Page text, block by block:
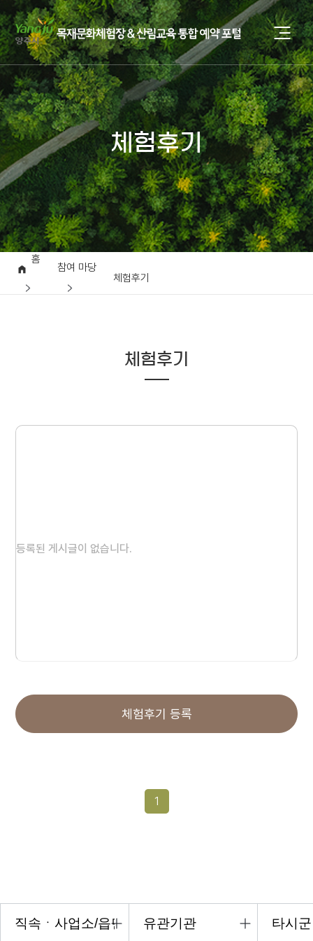
체험후기
홈
참여 마당
체험후기
체험후기
등록된 게시글이 없습니다.
체험후기 등록
1